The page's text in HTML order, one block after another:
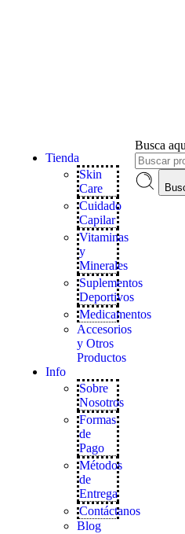
Tienda
Skin
Care
Cuidado
Capilar
Vitaminas
y
Minerales
Suplementos
Deportivos
Medicamentos
Accesorios
y Otros
Productos
Info
Sobre
Nosotros
Formas
de
Pago
Métodos
de
Entrega
Contáctanos
Blog
Busca